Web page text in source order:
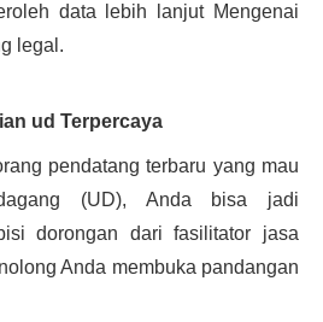
data lebih lanjut Mengenai
legal.
ud Terpercaya
pendatang terbaru yang mau
(UD), Anda bisa jadi
dorongan dari fasilitator jasa
Anda membuka pandangan